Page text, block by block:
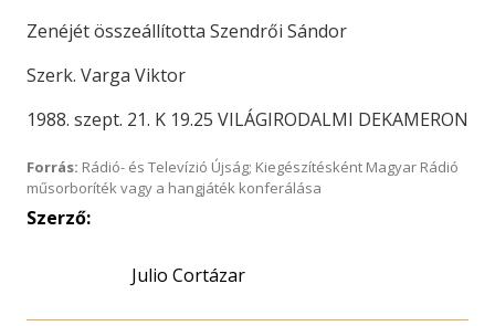
Zenéjét összeállította Szendrői Sándor
Szerk. Varga Viktor
1988. szept. 21. K 19.25 VILÁGIRODALMI DEKAMERON
Forrás: Rádió- és Televízió Újság; Kiegészítésként Magyar Rádió
műsorboríték vagy a hangjáték konferálása
Szerző:
Julio Cortázar